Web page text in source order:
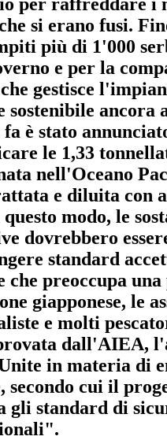
si erano fusi.
più di 1'000
e per la
gestisce
sostenibile ancora
fa è stato
le 1,33
nell'Oceano
e diluita con
modo, le
dovrebbero
standard
che preoccupa
giapponese, le
e molti
dall'AIEA,
in materia di
secondo cui il
gli standard di